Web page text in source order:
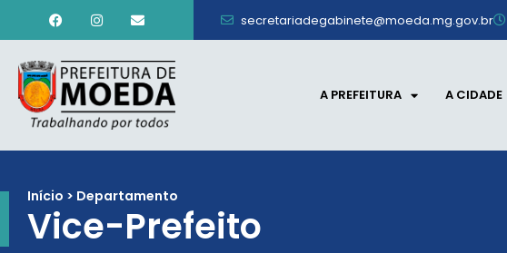
secretariadegabinete@moeda.mg.gov.br
A PREFEITURA A CIDADE
Início > Departamento
Vice-Prefeito